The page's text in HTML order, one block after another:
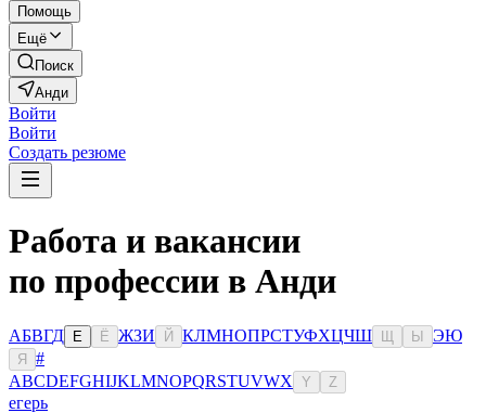
Помощь
Ещё
Поиск
Анди
Войти
Войти
Создать резюме
Работа и вакансии
по профессии в Анди
АБВГД Е Ё ЖЗИ Й КЛМНОПРСТУФХЦЧШ Ы ЭЮ
Я
#
ABCDEFGHIJKLMNOPQRSTUVWX Y Z
егерь